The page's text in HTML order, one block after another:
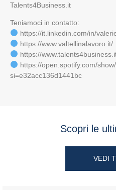
Talents4Business.it
Teniamoci in contatto:
https://it.linkedin.com/in/
https://www.valtellinalavoro.it/
https://
https://open.spotify.com/
si=e32acc136d1441bc
Scopri le
VEDI